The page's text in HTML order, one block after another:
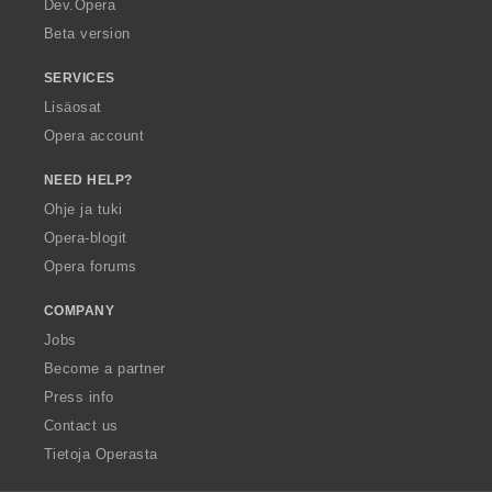
Dev.Opera
Beta version
SERVICES
Lisäosat
Opera account
NEED HELP?
Ohje ja tuki
Opera-blogit
Opera forums
COMPANY
Jobs
Become a partner
Press info
Contact us
Tietoja Operasta